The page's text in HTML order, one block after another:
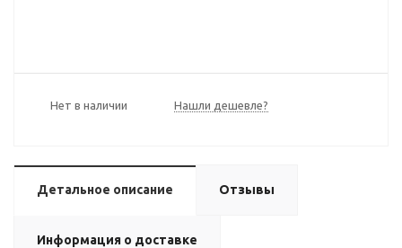
Нет в наличии Нашли дешевле?
Детальное описание Отзывы
Информация о доставке